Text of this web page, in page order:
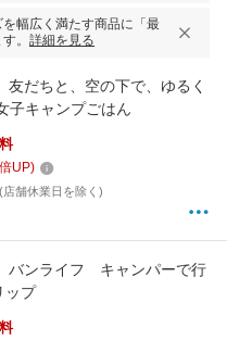
幅広く満たす商品に「最
。 詳細を見る
友だちと、空の下で、ゆるく
子キャンプごはん
倍UP)
舗休業日を除く)
バンライフ キャンパーで行
ップ